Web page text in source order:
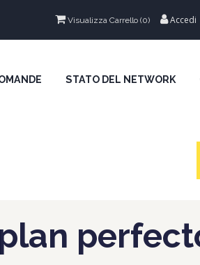
Accedi
Visualizza Carrello (0)
STATO DEL NETWORK